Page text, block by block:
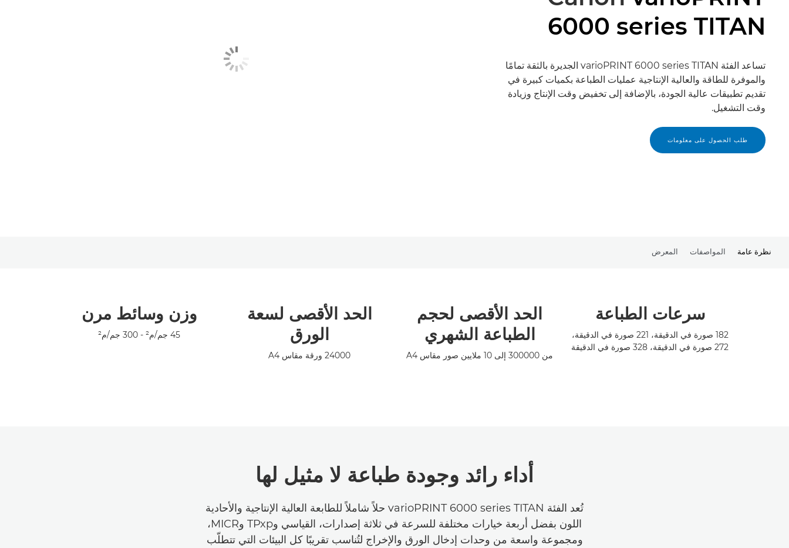
6000 series TITAN
تساعد الفئة varioPRINT 6000 series TITAN الجديرة بالثقة تمامًا
والموفرة للطاقة والعالية الإنتاجية عمليات الطباعة بكميات كبيرة في
تقديم تطبيقات عالية الجودة، بالإضافة إلى تخفيض وقت الإنتاج وزيادة
وقت التشغيل.
طلب الحصول على معلومات
نظرة عامة المواصفات المعرض
سرعات الطباعة
182 صورة في الدقيقة، 221 صورة في الدقيقة،
272 صورة في الدقيقة، 328 صورة في الدقيقة
الحد الأقصى لحجم
الطباعة الشهري
من 300000 إلى 10 ملايين صور مقاس A4
الحد الأقصى لسعة
الورق
24000 ورقة مقاس A4
وزن وسائط مرن
45 جم/م² - 300 جم/م²
أداء رائد وجودة طباعة لا مثيل لها
تُعد الفئة varioPRINT 6000 series TITAN حلاً شاملاً للطابعة العالية الإنتاجية والأحادية
اللون بفضل أربعة خيارات مختلفة للسرعة في ثلاثة إصدارات، القياسي وTPxp وMICR،
ومجموعة واسعة من وحدات إدخال الورق والإخراج لتُناسب تقريبًا كل البيئات التي تتطلّب